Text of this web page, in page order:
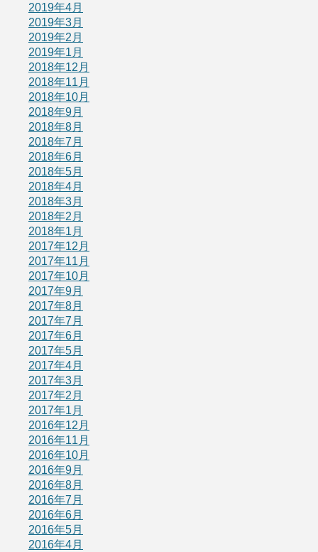
2019年4月
2019年3月
2019年2月
2019年1月
2018年12月
2018年11月
2018年10月
2018年9月
2018年8月
2018年7月
2018年6月
2018年5月
2018年4月
2018年3月
2018年2月
2018年1月
2017年12月
2017年11月
2017年10月
2017年9月
2017年8月
2017年7月
2017年6月
2017年5月
2017年4月
2017年3月
2017年2月
2017年1月
2016年12月
2016年11月
2016年10月
2016年9月
2016年8月
2016年7月
2016年6月
2016年5月
2016年4月